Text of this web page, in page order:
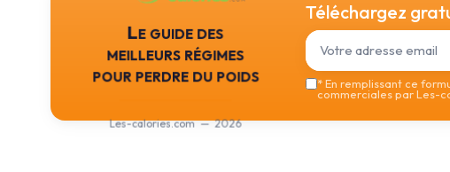
Le guide des
meilleurs régimes
pour perdre du poids
Les-calories.com — 2026
Téléchargez
*En remplissant ce
commerciales par Les-